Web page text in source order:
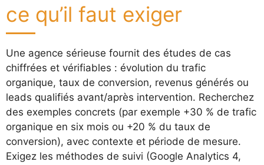
ce qu’il faut exiger
Une agence sérieuse fournit des études de cas
chiffrées et vérifiables : évolution du trafic
organique, taux de conversion, revenus générés ou
leads qualifiés avant/après intervention. Recherchez
des exemples concrets (par exemple +30 % de trafic
organique en six mois ou +20 % du taux de
conversion), avec contexte et période de mesure.
Exigez les méthodes de suivi (Google Analytics 4,